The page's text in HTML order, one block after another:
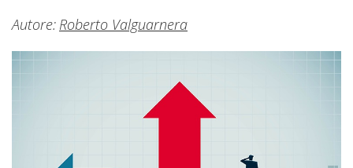
Autore: Roberto Valguarnera